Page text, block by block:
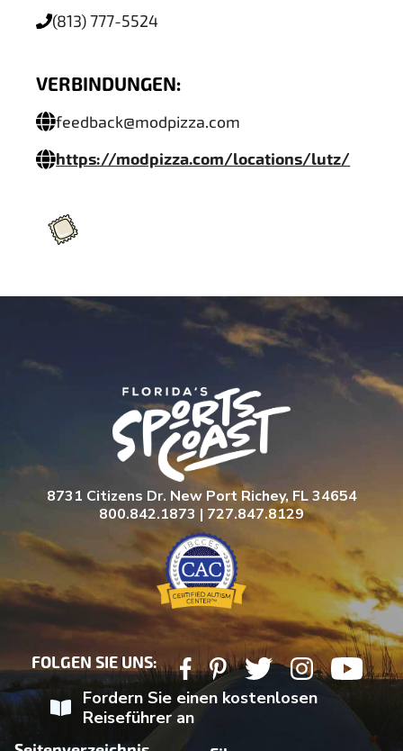
(813) 777-5524
VERBINDUNGEN:
feedback@modpizza.com
https://modpizza.com/locations/lutz/
8731 Citizens Dr. New Port Richey, FL 34654
800.842.1873 | 727.847.8129
FOLGEN SIE UNS:
Fordern Sie einen kostenlosen
Reiseführer an